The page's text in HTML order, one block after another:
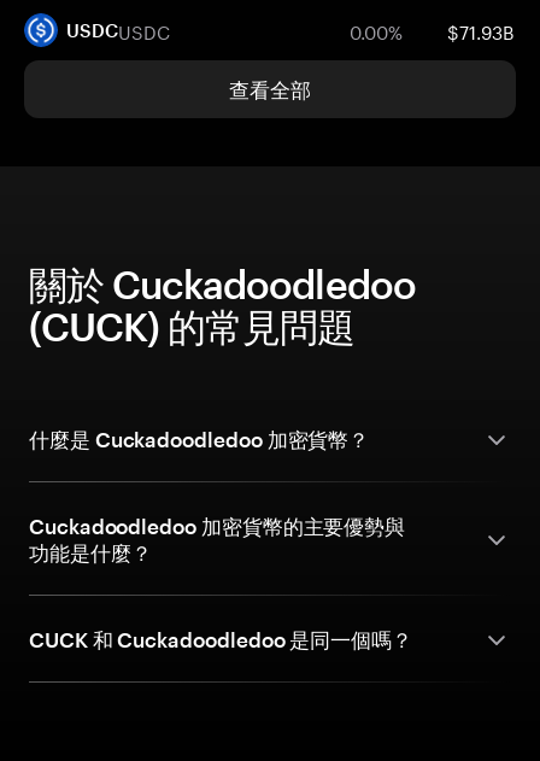
USDCUSDC 0.00% $71.93B
查看全部
關於 Cuckadoodledoo
(CUCK) 的常見問題
什麼是 Cuckadoodledoo 加密貨幣？
Cuckadoodledoo 加密貨幣的主要優勢與
功能是什麼？
CUCK 和 Cuckadoodledoo 是同一個嗎？